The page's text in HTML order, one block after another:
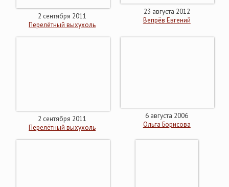
2 сентября 2011
Перелётный выхухоль
23 августа 2012
Вепрёв Евгений
2 сентября 2011
Перелётный выхухоль
6 августа 2006
Ольга Борисова